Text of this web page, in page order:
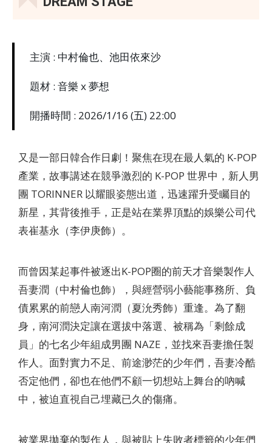
主演 : 中村倫也、池田依來沙
題材 : 音樂 x 夢想
開播時間 : 2026/1/16 (五) 22:00
又是一部日韓合作日劇！聚焦在現在最人氣的 K-POP
產業，故事講述在競爭激烈的 K-POP 世界中，新人男
團 TORINNER 以耀眼姿態出道，迅速躍升受矚目的
新星，其背後推手，正是站在業界頂點的娛樂公司代
表崔基永（李伊庚飾）。
而曾因某起事件被逐出K-POP圈的前天才音樂製作人
吾妻潤（中村倫也飾），與經營弱小藝能事務所、負
債累累的前戀人南河潤（夏沇秀飾）重逢。為了翻
身，南河潤決定讓在選拔中落選、被稱為「剩餘成
員」的七名少年組成男團 NAZE，並找來吾妻擔任製
作人。面對實力不足、前途渺茫的少年們，吾妻冷酷
否定他們，卻也在他們不顧一切想站上舞台的吶喊
中，被迫直視自己埋藏已久的傷痛。
被業界拋棄的製作人，與被貼上失敗者標籤的少年們